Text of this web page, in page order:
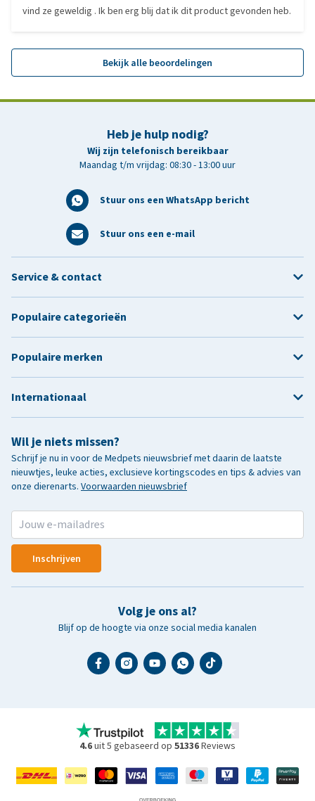
vind ze geweldig . Ik ben erg blij dat ik dit product gevonden heb.
Bekijk alle beoordelingen
Heb je hulp nodig?
Wij zijn telefonisch bereikbaar
Maandag t/m vrijdag: 08:30 - 13:00 uur
Stuur ons een WhatsApp bericht
Stuur ons een e-mail
Wil je niets missen?
Schrijf je nu in voor de Medpets nieuwsbrief met daarin de laatste
nieuwtjes, leuke acties, exclusieve kortingscodes en tips & advies van
onze dierenarts. Voorwaarden nieuwsbrief
Inschrijven
Volg je ons al?
Blijf op de hoogte via onze social media kanalen
Service & contact
Populaire categorieën
Populaire merken
Internationaal
4.6uit 5 gebaseerd op 51336Reviews